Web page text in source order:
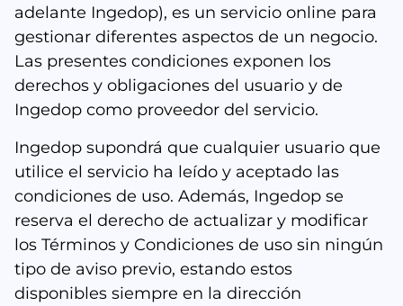
adelante Ingedop), es un servicio online para
gestionar diferentes aspectos de un negocio.
Las presentes condiciones exponen los
derechos y obligaciones del usuario y de
Ingedop como proveedor del servicio.
Ingedop supondrá que cualquier usuario que
utilice el servicio ha leído y aceptado las
condiciones de uso. Además, Ingedop se
reserva el derecho de actualizar y modificar
los Términos y Condiciones de uso sin ningún
tipo de aviso previo, estando estos
disponibles siempre en la dirección